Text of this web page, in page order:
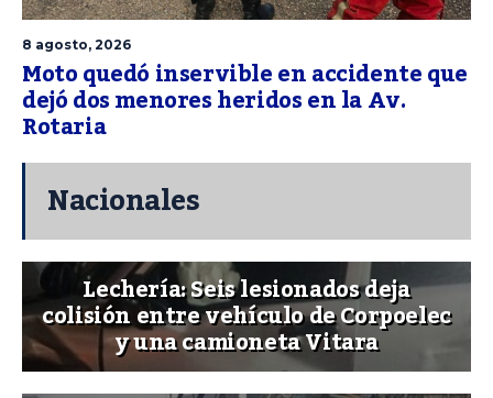
8 agosto, 2026
Moto quedó inservible en accidente que
dejó dos menores heridos en la Av.
Rotaria
Nacionales
Lechería: Seis lesionados deja
colisión entre vehículo de Corpoelec
y una camioneta Vitara